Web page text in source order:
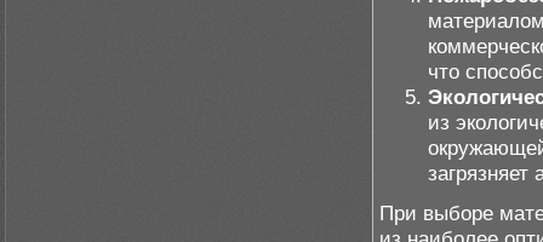
что
из
При выборе